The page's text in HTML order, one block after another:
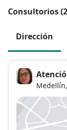
Consultorios
Dirección
Medellín,